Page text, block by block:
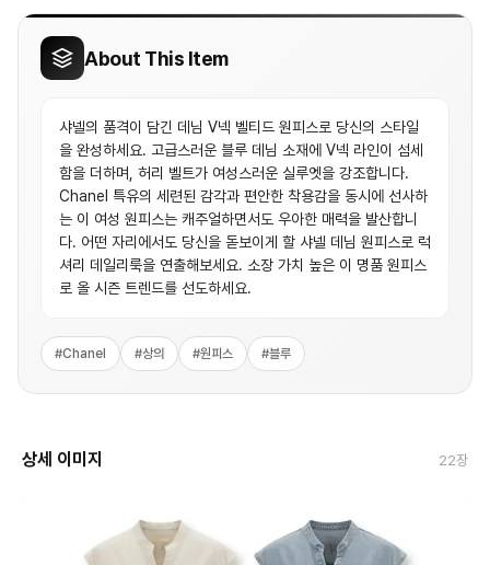
About This Item
샤넬의 품격이 담긴 데님 V넥 벨티드 원피스로 당신의 스타일
을 완성하세요. 고급스러운 블루 데님 소재에 V넥 라인이 섬세
함을 더하며, 허리 벨트가 여성스러운 실루엣을 강조합니다.
Chanel 특유의 세련된 감각과 편안한 착용감을 동시에 선사하
는 이 여성 원피스는 캐주얼하면서도 우아한 매력을 발산합니
다. 어떤 자리에서도 당신을 돋보이게 할 샤넬 데님 원피스로 럭
셔리 데일리룩을 연출해보세요. 소장 가치 높은 이 명품 원피스
로 올 시즌 트렌드를 선도하세요.
#Chanel #상의 #원피스 #블루
상세 이미지 22장